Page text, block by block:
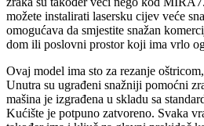
možete instalirati lasersku cijev veće
omogućava da smjestite snažan
dom ili poslovni prostor koji ima vrlo
Ovaj model ima sto za rezanje
Unutra su ugrađeni snažniji pomoćni
mašina je izgrađena u skladu sa
Kućište je potpuno zatvoreno. Svaka